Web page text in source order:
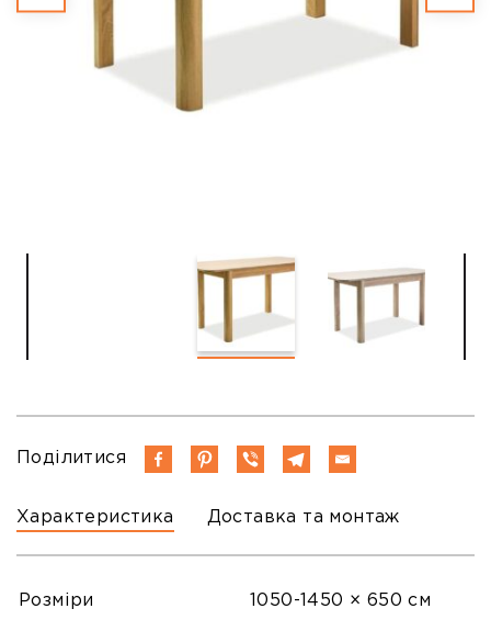
Характеристика Доставка та монтаж
Поділитися
Розміри 1050-1450 × 650 см